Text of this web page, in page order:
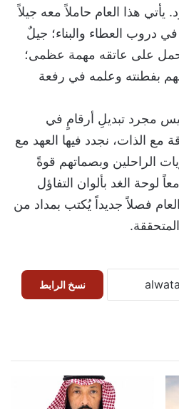
هذا العام حاملاً معه جيلاً
دروب العطاء والبناء؛ جيلٌ
على عاتقه مهمة عظمى؛
بفطنته وعلمه في رفعة
مجرد تبديلِ أرقامٍ في
مع الذات، نجدد فيها العهد مع
الراحلين وبصماتهم قوةً
لوحة الغد بألوان التفاؤل
فصلاً جديداً يُكتب بمداد من
نسخ الرابط